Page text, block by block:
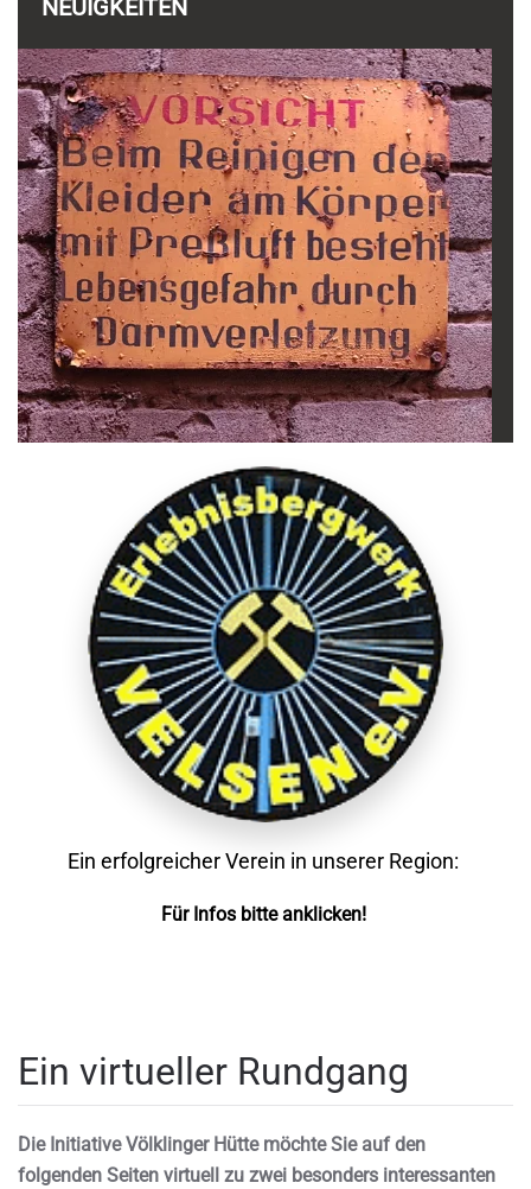
NEUIGKEITEN
Ein erfolgreicher Verein in unserer Region:
Für Infos bitte anklicken!
Ein virtueller Rundgang
Die Initiative Völklinger Hütte möchte Sie auf den
folgenden Seiten virtuell zu zwei besonders interessanten